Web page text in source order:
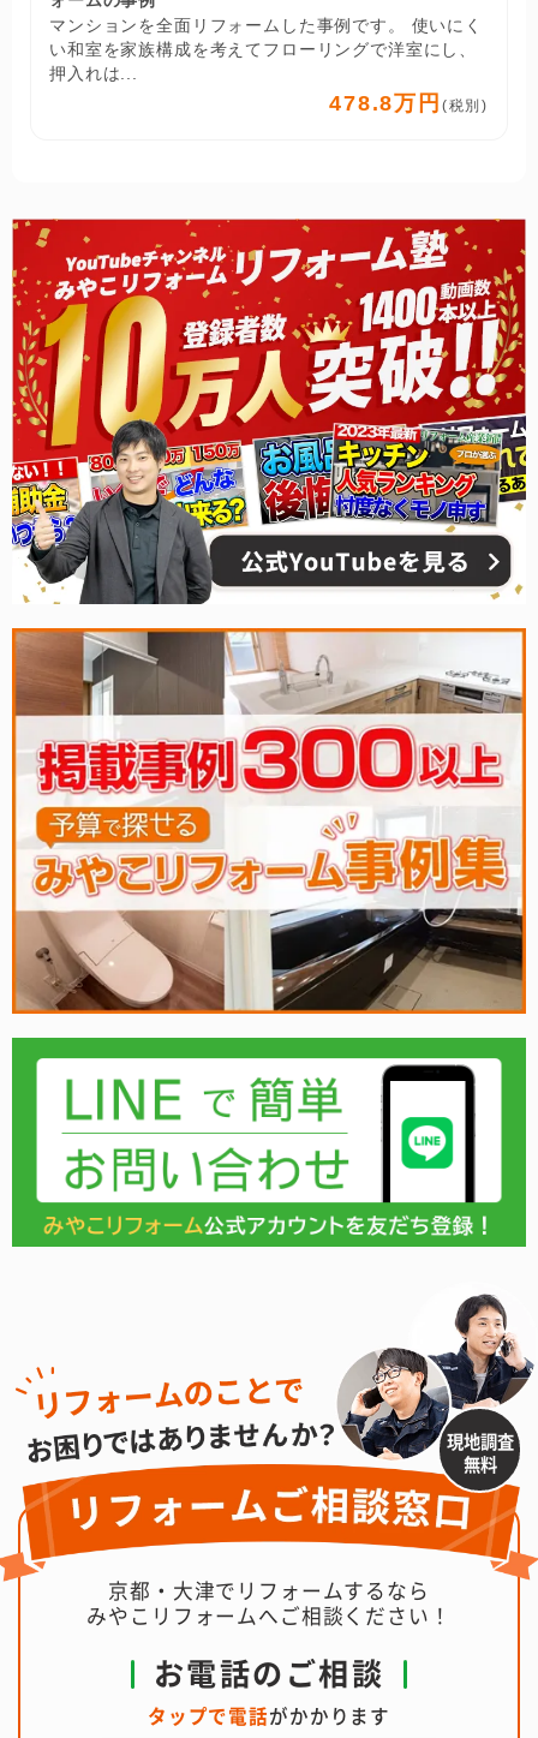
マンションを全面リフォームした事例です。 使いにく
い和室を家族構成を考えてフローリングで洋室にし、
押入れは...
478.8万円 (税別)
現地調査
無料
京都・大津でリフォームするなら
みやこリフォームへご相談ください！
お電話のご相談
タップで電話がかかります